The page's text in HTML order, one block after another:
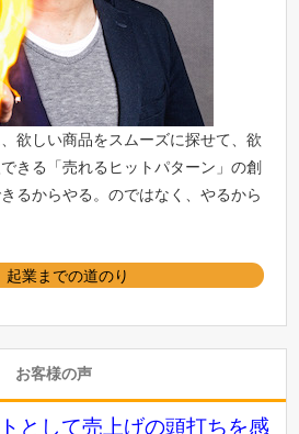
欲しい商品をスムーズに探せて、欲
きる「売れるヒットパターン 」の創
るからやる。のではなく、やるから
起業までの道のり
お客様の声
として売上げの頭打ちを感